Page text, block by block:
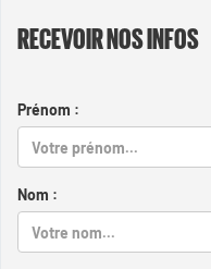
RECEVOIR NOS INFOS
Prénom :
Nom :